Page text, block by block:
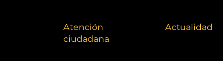
Atención
ciudadana
Actualidad